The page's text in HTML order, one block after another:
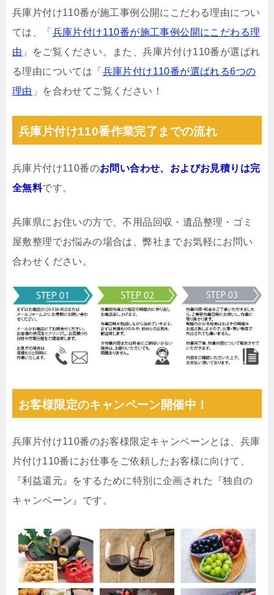
兵庫片付け110番が施工事例公開にこだわる理由につい
ては、「 兵庫片付け110番が施工事例公開にこだわる理
由 」をご覧ください。また、兵庫片付け110番が選ばれ
る理由については「 兵庫片付け110番が選ばれる6つの
理由 」を合わせてご覧ください！
兵庫片付け110番作業完了までの流れ
兵庫片付け110番のお問い合わせ、およびお見積りは完
全無料です。
兵庫県にお住いの方で、不用品回収・遺品整理・ゴミ
屋敷整理でお悩みの場合は、弊社までお気軽にお問い
合わせください。
お客様限定のキャンペーン開催中！
兵庫片付け110番のお客様限定キャンペーンとは、兵庫
片付け110番にお仕事をご依頼したお客様に向けて、
『利益還元』をするために特別に企画された『独自の
キャンペーン』です。